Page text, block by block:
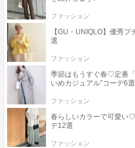
ファッション
【GU・UNIQLO】優秀
選
ファッション
季節はもうすぐ春♡定番
いめカジュアル”コーデ6選
ファッション
春らしいカラーで可愛い
デ12選
ファッション